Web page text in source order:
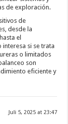
de exploración.
de
desde la
el
si se trata
o limitados
son
eficiente y
Juli 5, 2025 at 23:47